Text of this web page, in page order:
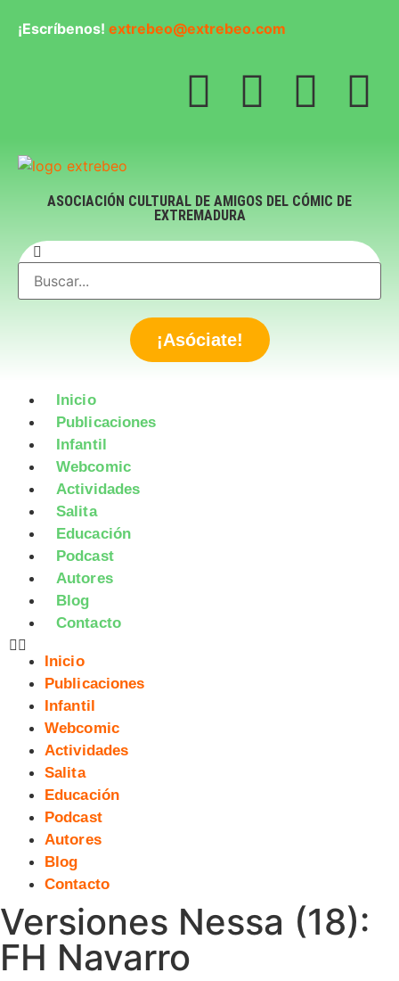
¡Escríbenos! extrebeo@extrebeo.com
ASOCIACIÓN CULTURAL DE AMIGOS DEL CÓMIC DE
EXTREMADURA
¡Asóciate!
Inicio
Publicaciones
Infantil
Webcomic
Actividades
Salita
Educación
Podcast
Autores
Blog
Contacto
Inicio
Publicaciones
Infantil
Webcomic
Actividades
Salita
Educación
Podcast
Autores
Blog
Contacto
Versiones Nessa (18):
FH Navarro